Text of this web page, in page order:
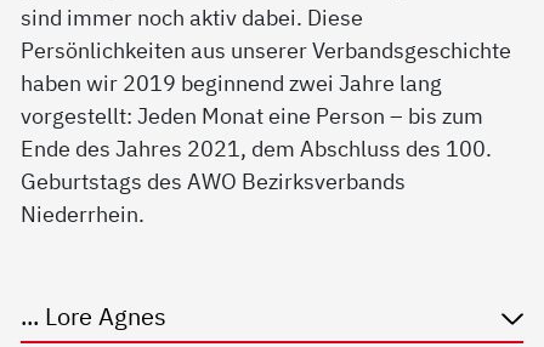
sind immer noch aktiv dabei. Diese
Persönlichkeiten aus unserer Verbandsgeschichte
haben wir 2019 beginnend zwei Jahre lang
vorgestellt: Jeden Monat eine Person – bis zum
Ende des Jahres 2021, dem Abschluss des 100.
Geburtstags des AWO Bezirksverbands
Niederrhein.
... Lore Agnes